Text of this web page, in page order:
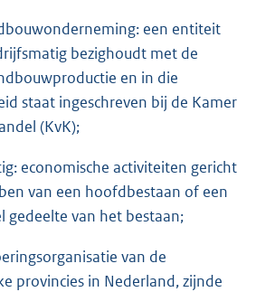
een entiteit
bezighoudt met de
en in die
staat ingeschreven bij de Kamer
(KvK);
economische activiteiten gericht
van een hoofdbestaan of een
gedeelte van het bestaan;
van de
provincies in Nederland, zijnde